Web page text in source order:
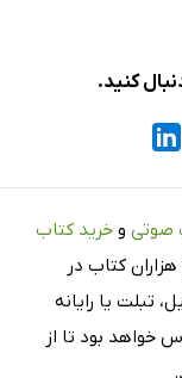
کنید.
صوتی و خرید کتاب
کتاب در
تبلت یا رایانه
خواهد بود تا از